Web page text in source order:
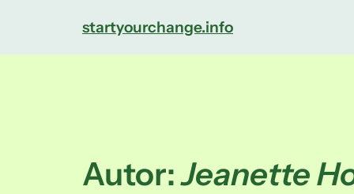
Inhalt
startyourchange.info
Autor:Jeanette